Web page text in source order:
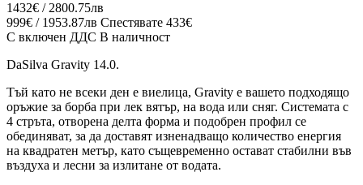
1432€ / 2800.75лв
999€ / 1953.87лв Спестявате 433€
С включен ДДС В наличност
DaSilva Gravity 14.0.
Тъй като не всеки ден е виелица, Gravity е вашето подходящо
оръжие за борба при лек вятър, на вода или сняг. Системата с
4 стръта, отворена делта форма и подобрен профил се
обединяват, за да доставят изненадващо количество енергия
на квадратен метър, като същевременно остават стабилни във
въздуха и лесни за излитане от водата.